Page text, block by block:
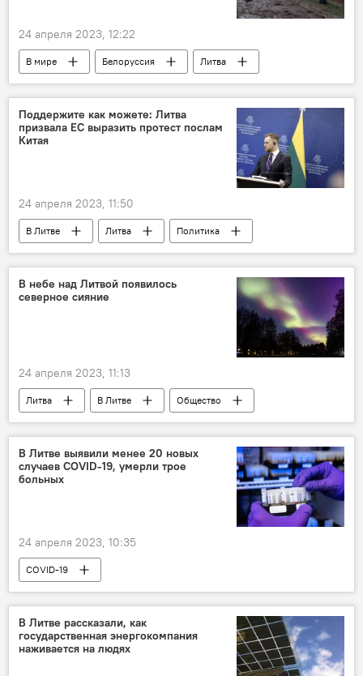
24 апреля 2023, 12:22
В мире Белоруссия
Литва
Происшествия
ДТП
Поддержите как можете: Литва
призвала ЕС выразить протест послам
Китая
24 апреля 2023, 11:50
В Литве Литва
Политика
Китай
Габриэлюс Ландсбергис
Евросоюз (ЕС)
В небе над Литвой появилось
северное сияние
24 апреля 2023, 11:13
Литва В Литве
Общество
северное сияние
В Литве выявили менее 20 новых
случаев COVID-19, умерли трое
больных
24 апреля 2023, 10:35
COVID-19
Пандемия коронавируса в Литве и других странах
В Литве
В Литве рассказали, как
государственная энергокомпания
наживается на людях